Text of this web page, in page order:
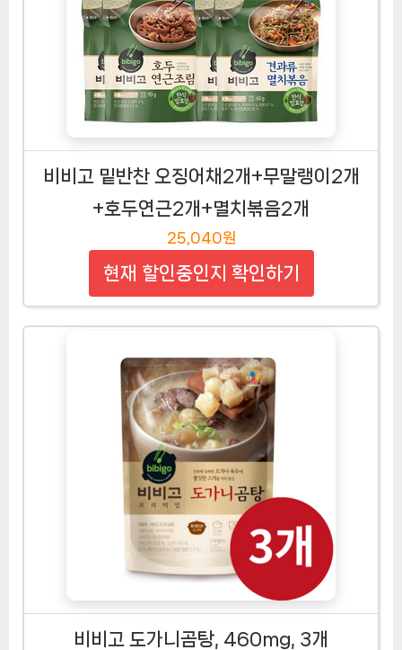
비비고 밑반찬 오징어채2개+무말랭이2개
+호두연근2개+멸치볶음2개
25,040원
현재 할인중인지 확인하기
비비고 도가니곰탕, 460mg, 3개